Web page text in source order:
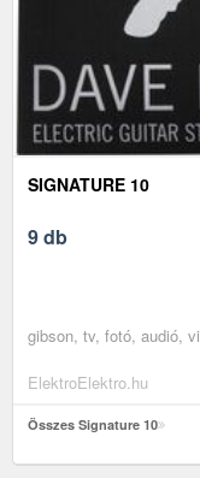
SIGNATURE 10
9 db
gibson, tv, fotó, audió,
ElektroElektro.hu
Összes Signature 10